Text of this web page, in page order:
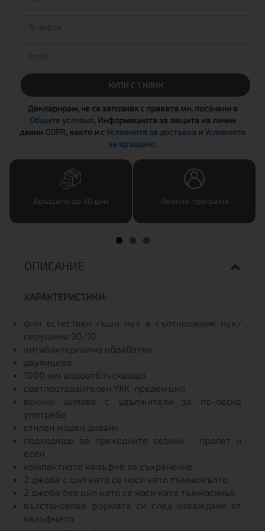
КУПИ С 1 КЛИК
Декларирам, че се запознах с правата ми, посочени в
Общите условия, Информацията за защита на лични
данни GDPR, както и сУсловията за доставка иУсловията
за връщане.
Връщане до 30 дни Лоялна програма
ОПИСАНИЕ
ХАРАКТЕРИСТИКИ:
фин естествен гъши пух в съотношение пух/
перушина 90/10
антибактериално обработен
двулицево
1000 мм водоотблъскващо
светлоотразителен YKK преден цип
всички ципове с удължители за по-лесна
употреба
стилен моден дизайн
подходящо за преходните сезони - пролет и
есен
компактното калъфче за съхранение
2 джоба с цип като се носи като тъмножълто
2 джоба без цип като се носи като тъмносиньо
възстановява формата си след изваждане от
калъфчето